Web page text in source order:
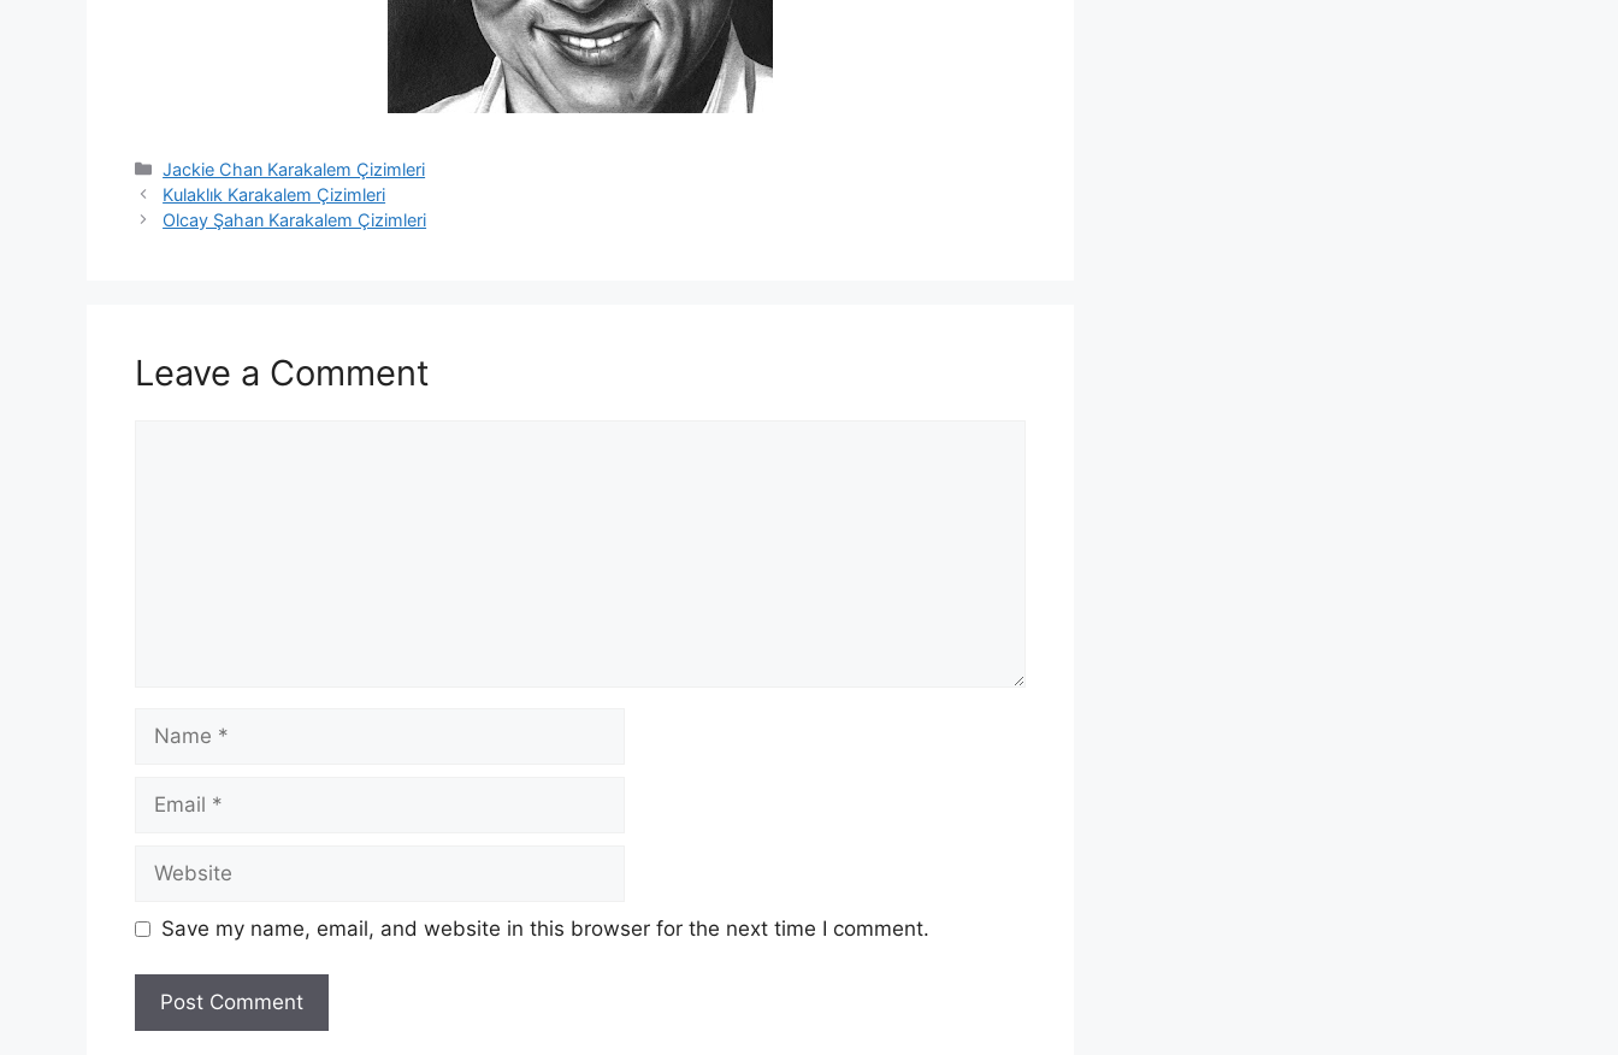
Categories
Jackie Chan Karakalem Çizimleri
Kulaklık Karakalem Çizimleri
Olcay Şahan Karakalem Çizimleri
Leave a Comment
Save my name, email, and website in this browser for the next time I comment.